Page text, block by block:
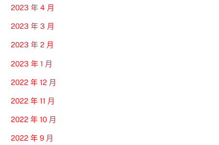
2023 年 4 月
2023 年 3 月
2023 年 2 月
2023 年 1 月
2022 年 12 月
2022 年 11 月
2022 年 10 月
2022 年 9 月